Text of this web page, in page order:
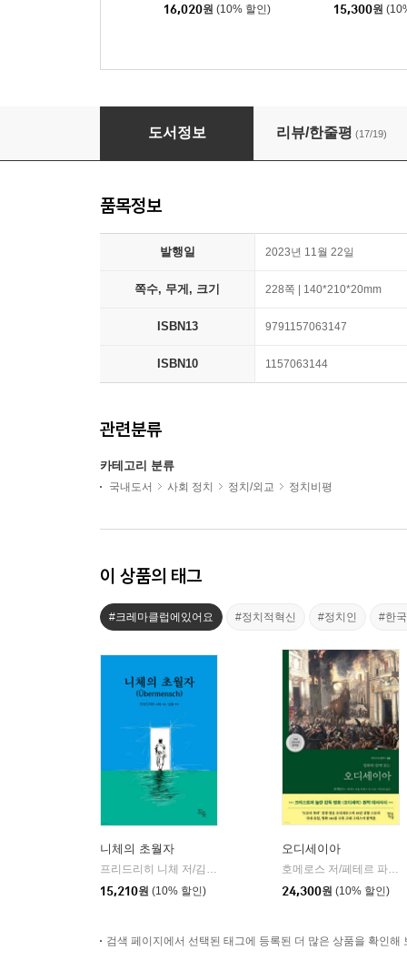
16,020원 (10% 할인) 15,300원
몰락의 시간
도서정보 리뷰/한줄평 (17/19)
품목정보
발행일 2023년 11월 22일
쪽수, 무게, 크기 228쪽 | 140*210*20mm
ISBN13 9791157063147
ISBN10 1157063144
관련분류
카테고리 분류
국내도서 사회 정치 정치/외교 정치비평
이 상품의 태그
#크레마클럽에있어요 #정치적혁신 #정치인 #한
니체의 초월자
프리드리히 니체 저/김철 편역
15,210원 (10% 할인)
오디세이아
호메로스 저/페테르 파울 루벤스 그림/박문재 역
24,300원 (10% 할인)
검색 페이지에서 선택된 태그에 등록된 더 많은 상품을 확인해